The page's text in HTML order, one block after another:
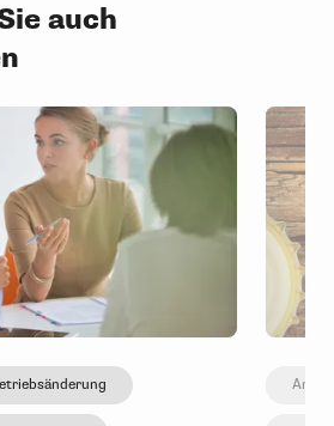
auch